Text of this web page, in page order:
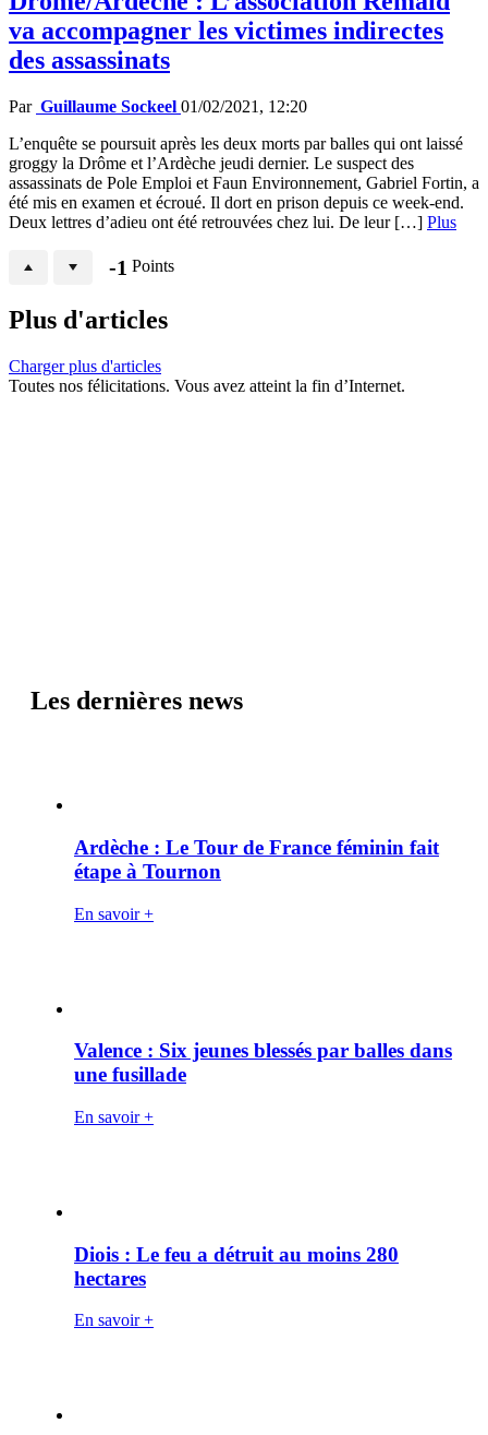
va accompagner les victimes indirectes
des assassinats
Par Guillaume Sockeel 01/02/2021, 12:20
L’enquête se poursuit après les deux morts par balles qui ont laissé
groggy la Drôme et l’Ardèche jeudi dernier. Le suspect des
assassinats de Pole Emploi et Faun Environnement, Gabriel Fortin, a
été mis en examen et écroué. Il dort en prison depuis ce week-end.
Deux lettres d’adieu ont été retrouvées chez lui. De leur […] Plus
-1 Points
Plus d'articles
Charger plus d'articles
Toutes nos félicitations. Vous avez atteint la fin d’Internet.
Les dernières news
Ardèche : Le Tour de France féminin fait
étape à Tournon
En savoir +
Valence : Six jeunes blessés par balles dans
une fusillade
En savoir +
Diois : Le feu a détruit au moins 280
hectares
En savoir +